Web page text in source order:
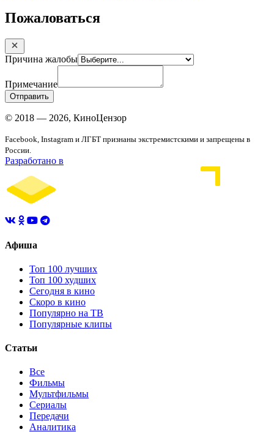
Пожаловаться
Причина жалобы
Примечание
Отправить
© 2018 — 2026, КиноЦензор
Facebook, Instagram и ЛГБТ признаны экстремистскими и запрещены в
России.
Разработано в
Афиша
Топ 100 лучших
Топ 100 худших
Сегодня в кино
Скоро в кино
Популярно на ТВ
Популярные клипы
Статьи
Все
Фильмы
Мультфильмы
Сериалы
Передачи
Аналитика